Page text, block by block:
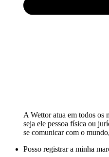
A Wettor atua em todos os
seja ele pessoa física ou
se comunicar com o
Posso registrar a minha